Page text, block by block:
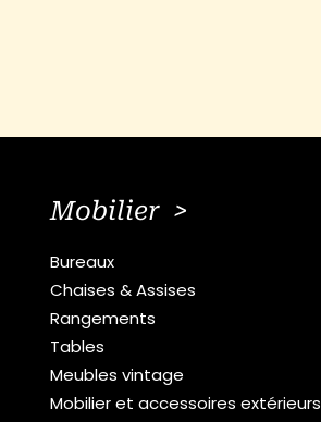
Mobilier >
Bureaux
Chaises & Assises
Rangements
Tables
Meubles vintage
Mobilier et accessoires extérieurs